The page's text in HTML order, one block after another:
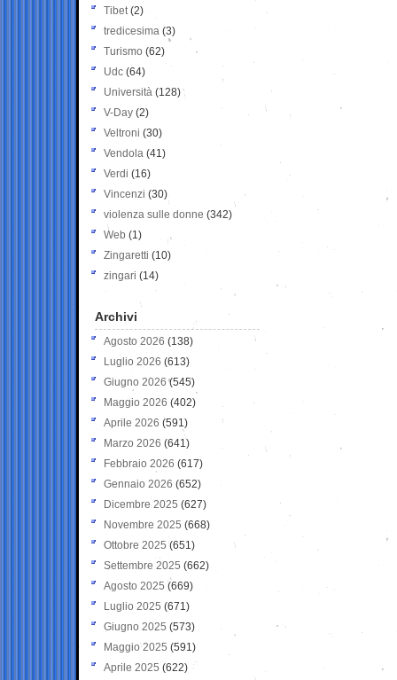
Tibet(2)
tredicesima (3)
Turismo (62)
Udc (64)
Università (128)
V-Day (2)
Veltroni (30)
Vendola (41)
Verdi (16)
Vincenzi (30)
violenza sulle donne (342)
Web (1)
Zingaretti (10)
zingari (14)
Archivi
Agosto 2026 (138)
Luglio 2026 (613)
Giugno 2026 (545)
Maggio 2026 (402)
Aprile 2026 (591)
Marzo 2026 (641)
Febbraio 2026 (617)
Gennaio 2026 (652)
Dicembre 2025 (627)
Novembre 2025 (668)
Ottobre 2025 (651)
Settembre 2025 (662)
Agosto 2025 (669)
Luglio 2025 (671)
Giugno 2025 (573)
Maggio 2025 (591)
Aprile 2025 (622)